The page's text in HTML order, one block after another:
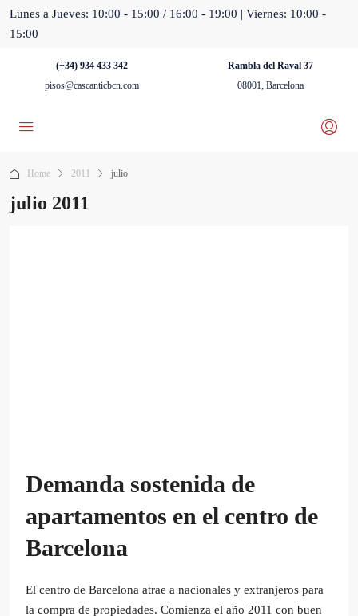
Lunes a Jueves: 10:00 - 15:00 / 16:00 - 19:00 | Viernes: 10:00 -
15:00
(+34) 934 433 342
pisos@cascanticbcn.com
Rambla del Raval 37
08001, Barcelona
Home 2011 julio
julio 2011
Demanda sostenida de
apartamentos en el centro de
Barcelona
El centro de Barcelona atrae a nacionales y extranjeros para
la compra de propiedades. Comienza el año 2011 con buen